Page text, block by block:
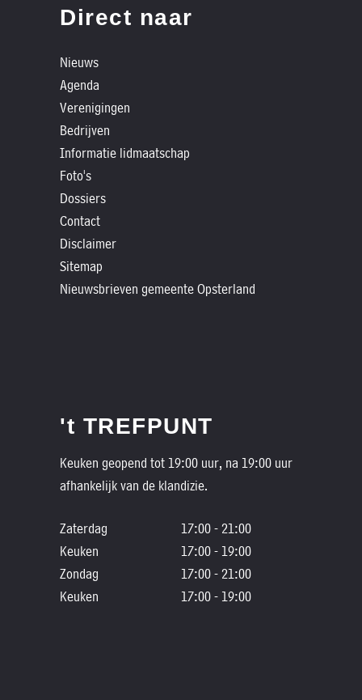
Direct naar
Nieuws
Agenda
Verenigingen
Bedrijven
Informatie lidmaatschap
Foto's
Dossiers
Contact
Disclaimer
Sitemap
Nieuwsbrieven gemeente Opsterland
't TREFPUNT
Keuken geopend tot 19:00 uur, na 19:00 uur
afhankelijk van de klandizie.
Zaterdag
17:00 - 21:00
Keuken
17:00 - 19:00
Zondag
17:00 - 21:00
Keuken
17:00 - 19:00
Historische
Dossiers
Contact
Nieuwsbrieven
gemeente
Opsterland